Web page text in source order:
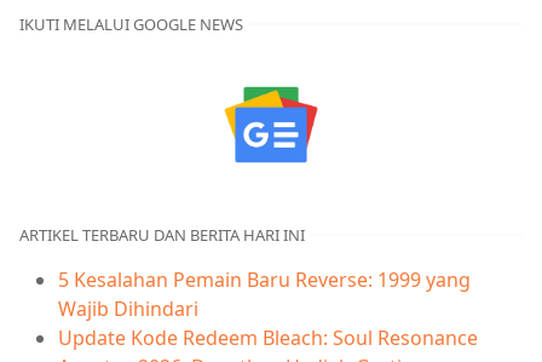
IKUTI MELALUI GOOGLE NEWS
ARTIKEL TERBARU DAN BERITA HARI INI
5 Kesalahan Pemain Baru Reverse: 1999 yang
Wajib Dihindari
Update Kode Redeem Bleach: Soul Resonance